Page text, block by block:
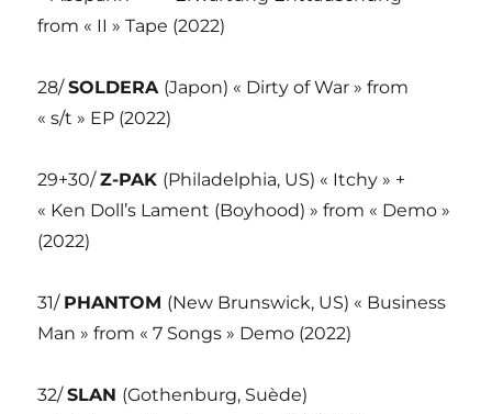
from « II » Tape (2022)
28/SOLDERA (Japon) « Dirty of War » from
« s/t » EP (2022)
29+30/Z-PAK (Philadelphia, US) « Itchy » +
« Ken Doll’s Lament (Boyhood) » from « Demo »
(2022)
31/ PHANTOM (New Brunswick, US) « Business
Man » from « 7 Songs » Demo (2022)
32/SLAN (Gothenburg, Suède)